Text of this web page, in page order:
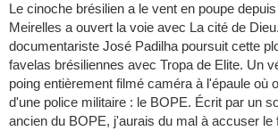
Le cinoche brésilien a le vent en poupe
Meirelles a ouvert la voie avec La cité de
documentariste José Padilha poursuit cette
favelas brésiliennes avec Tropa de Elite. Un
poing entièrement filmé caméra à l'épaule où
d'une police militaire : le BOPE. Écrit par un
ancien du BOPE, j'aurais du mal à accuser le